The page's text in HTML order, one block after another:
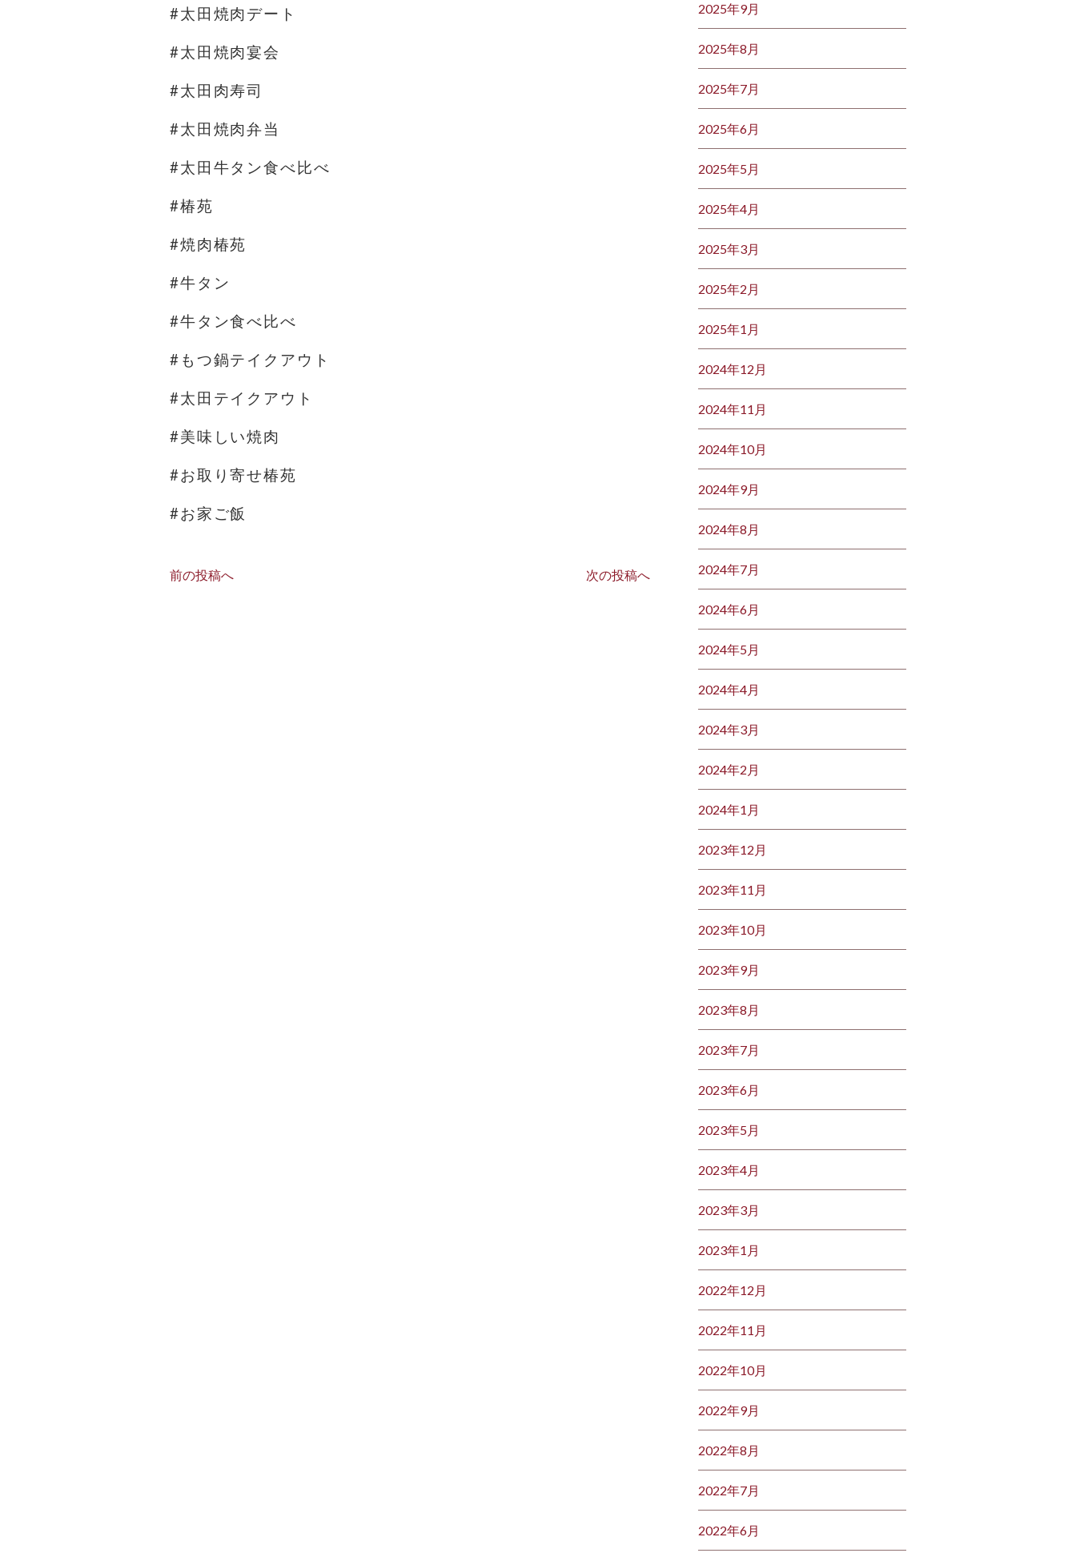
#太田焼肉デート
#太田焼肉宴会
#太田肉寿司
#太田焼肉弁当
#太田牛タン食べ比べ
#椿苑
#焼肉椿苑
#牛タン
#牛タン食べ比べ
#もつ鍋テイクアウト
#太田テイクアウト
#美味しい焼肉
#お取り寄せ椿苑
#お家ご飯
前の投稿へ 次の投稿へ
2025年9月
2025年8月
2025年7月
2025年6月
2025年5月
2025年4月
2025年3月
2025年2月
2025年1月
2024年12月
2024年11月
2024年10月
2024年9月
2024年8月
2024年7月
2024年6月
2024年5月
2024年4月
2024年3月
2024年2月
2024年1月
2023年12月
2023年11月
2023年10月
2023年9月
2023年8月
2023年7月
2023年6月
2023年5月
2023年4月
2023年3月
2023年1月
2022年12月
2022年11月
2022年10月
2022年9月
2022年8月
2022年7月
2022年6月